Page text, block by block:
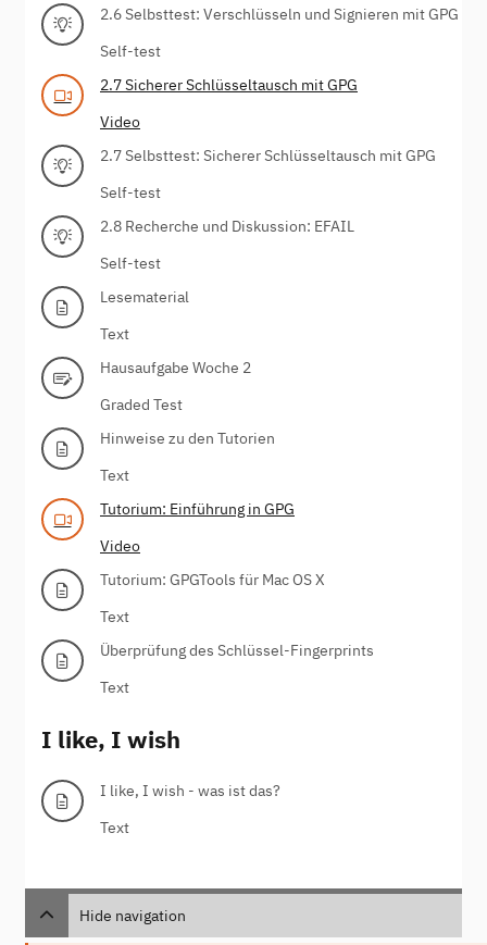
2.6 Selbsttest: Verschlüsseln und Signieren mit GPG
Self-test
2.7 Sicherer Schlüsseltausch mit GPG
Video
2.7 Selbsttest: Sicherer Schlüsseltausch mit GPG
Self-test
2.8 Recherche und Diskussion: EFAIL
Self-test
Lesematerial
Text
Hausaufgabe Woche 2
Graded Test
Hinweise zu den Tutorien
Text
Tutorium: Einführung in GPG
Video
Tutorium: GPGTools für Mac OS X
Text
Überprüfung des Schlüssel-Fingerprints
Text
I like, I wish
I like, I wish - was ist das?
Text
Hide navigation